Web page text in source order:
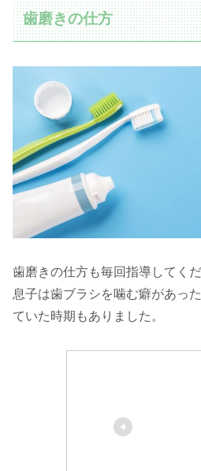
歯磨きの仕方
歯磨きの仕方も毎回指導してくだ
息子は歯ブラシを噛む癖があっ
ていた時期もありました。